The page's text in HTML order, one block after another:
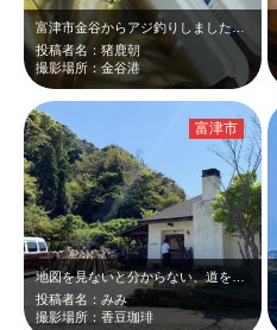
富津市金谷からアジ釣りしました。 船宿は光進丸さんです。 黄金アジが大漁で…
投稿者名：猪鹿朝
撮影場所：金谷港
投稿者名：みみ
撮影場所：香豆珈琲
富津市